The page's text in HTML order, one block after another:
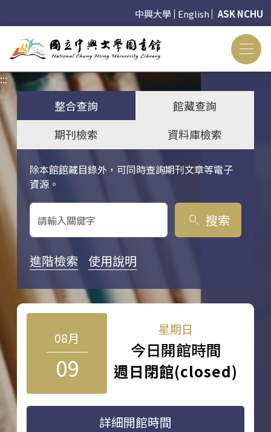
中興大學 English ASK NCHU
:::
整合查詢
館藏查詢
期刊檢索
資料庫檢索
除本館館藏目錄外，可同時查詢期刊文章等電子
資源。
關鍵字搜尋
search 搜索
進階檢索 使用說明
08月
09
星期日
今日開館時間
週日閉館(closed)
詳細開館時間